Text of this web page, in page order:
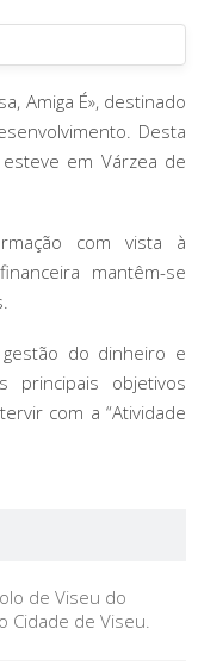
Amiga É», destinado
Desta
em Várzea de
com vista à
mantêm-se
do dinheiro e
principais objetivos
com a “Atividade
de Viseu do
Cidade de Viseu.